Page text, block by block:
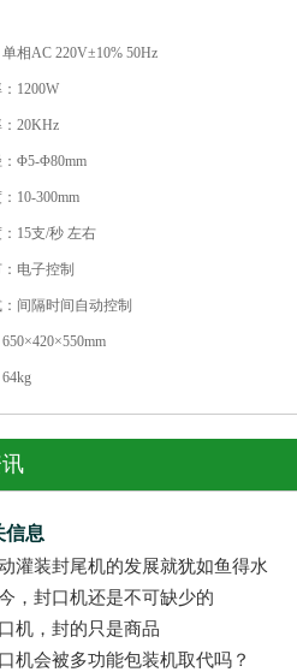
相AC 220V±10% 50Hz
1200W
20KHz
Φ5-Φ80mm
10-300mm
15支/秒 左右
电子控制
间隔时间自动控制
信息
灌装封尾机的发展就犹如鱼得水
，封口机还是不可缺少的
机，封的只是商品
机会被多功能包装机取代吗？